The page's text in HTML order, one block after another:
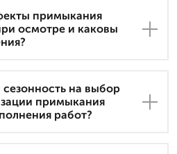
примыкания
осмотре и каковы
сезонность на выбор
примыкания
работ?